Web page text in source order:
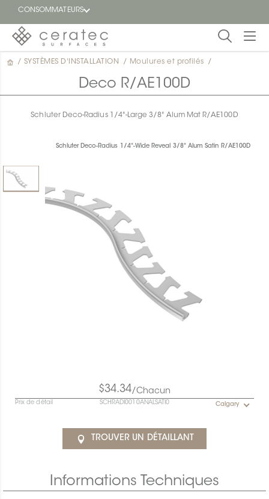
CONSOMMATEURS
En
vedette
un
/ SYSTÈMES D'INSTALLATION / Moulures et profilés /
Deco R/AE100D
Schluter Deco-Radius 1/4"-Large 3/8" Alum Mat R/AE100D
Schluter Deco-Radius 1/4"-Wide Reveal 3/8" Alum Satin R/AE100D
$34.34/Chacun
Prix de détail SCHRADI0010ANALSATI0 Calgary
TROUVER UN DÉTAILLANT
Informations Techniques